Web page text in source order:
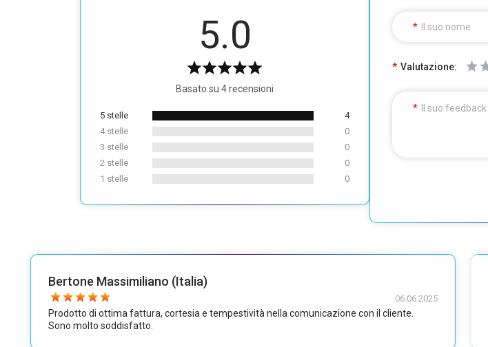
5.0
Basato su 4 recensioni
5 stelle
4
4 stelle
0
3 stelle
0
2 stelle
0
1 stelle
0
Il suo nome
Valutazione:
Il suo feedback
Bertone Massimiliano (Italia)
06.06.2025
Prodotto di ottima fattura, cortesia e tempestività nella comunicazione con il cliente.
Sono molto soddisfatto.